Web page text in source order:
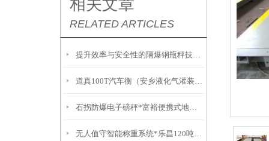
相关文章
RELATED ARTICLES
提升效率与安全性的隔爆钢瓶秤技术解析
道真100T汽车衡（安乡液化气灌装秤）通道150T吊秤）汝城吊称
石拐防爆电子磅秤*富裕便携式地磅*固阳不锈钢油桶秤*乌达无人值守地磅
无人值守智能称重系统*乐昌120吨汽车衡*南雄防爆叉车秤*陵水无线吊磅